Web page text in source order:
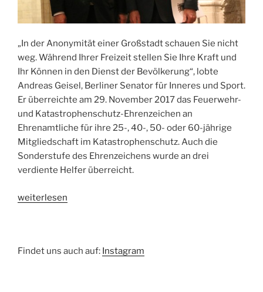
„In der Anonymität einer Großstadt schauen Sie nicht
weg. Während Ihrer Freizeit stellen Sie Ihre Kraft und
Ihr Können in den Dienst der Bevölkerung“, lobte
Andreas Geisel, Berliner Senator für Inneres und Sport.
Er überreichte am 29. November 2017 das Feuerwehr-
und Katastrophenschutz-Ehrenzeichen an
Ehrenamtliche für ihre 25-, 40-, 50- oder 60-jährige
Mitgliedschaft im Katastrophenschutz. Auch die
Sonderstufe des Ehrenzeichens wurde an drei
verdiente Helfer überreicht.
„„Sie
Hilfe
weiterlesen
Findet uns auch auf: Instagram